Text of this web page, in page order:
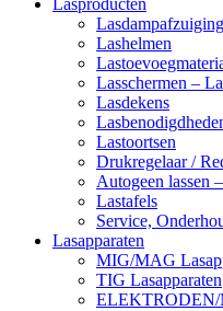
Lasdampafzuiging
Lashelmen
Lasschermen –
Lasdekens
Lastoortsen
Drukregelaar /
Autogeen lassen
Lastafels
Service,
Lasapparaten
MIG/MAG
TIG Lasapparaten
ELEKTRODEN/